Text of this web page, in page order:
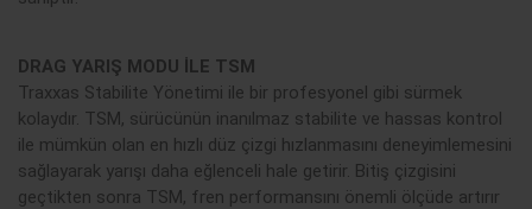
DRAG YARIŞ MODU İLE TSM
Traxxas Stabilite Yönetimi ile bir profesyonel gibi sürmek
kolaydır. TSM, sürücünün inanılmaz stabilite ve hassas kontrol
ile mümkün olan en hızlı düz çizgi hızlanmasını deneyimlemesini
sağlayarak yarışı daha eğlenceli hale getirir. Bitiş çizgisini
geçtikten sonra TSM, fren performansını önemli ölçüde artırır